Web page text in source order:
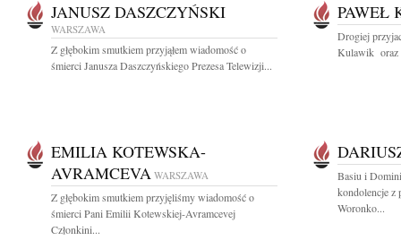
JANUSZ DASZCZYŃSKI
WARSZAWA
Z głębokim smutkiem przyjąłem wiadomość o
śmierci Janusza Daszczyńskiego Prezesa Telewizji...
PAWEŁ
Drogiej
Kulawik oraz
EMILIA KOTEWSKA-
AVRAMCEVA WARSZAWA
Z głębokim smutkiem przyjęliśmy wiadomość o
śmierci Pani Emilii Kotewskiej-Avramcevej
Członkini...
Basiu i
kondolencje z
Woronko...